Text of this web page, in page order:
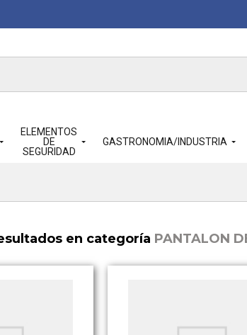
ELEMENTOS
DE
SEGURIDAD
GASTRONOMIA/INDUSTRIA
en categoría PANTALON